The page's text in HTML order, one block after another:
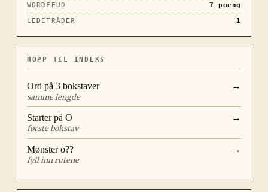
WORDFEUD
7
poeng
LEDETRÅDER
1
HOPP TIL INDEKS
Ord på 3 bokstaver
samme lengde
→
Starter på O
første bokstav
→
Mønstero??
fyll inn rutene
→